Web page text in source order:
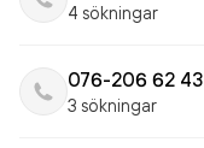
4 sökningar
076-206 62 43
3 sökningar